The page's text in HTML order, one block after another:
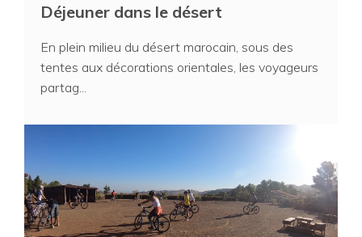
Déjeuner dans le désert
En plein milieu du désert marocain, sous des
tentes aux décorations orientales, les voyageurs
partag...